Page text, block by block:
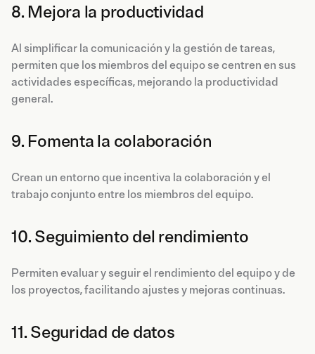
8. Mejora la productividad
Al simplificar la comunicación y la gestión de tareas,
permiten que los miembros del equipo se centren en sus
actividades específicas, mejorando la productividad
general.
9. Fomenta la colaboración
Crean un entorno que incentiva la colaboración y el
trabajo conjunto entre los miembros del equipo.
10. Seguimiento del rendimiento
Permiten evaluar y seguir el rendimiento del equipo y de
los proyectos, facilitando ajustes y mejoras continuas.
11. Seguridad de datos